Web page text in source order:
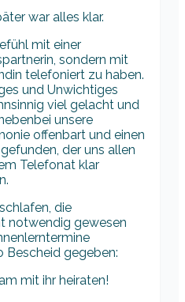
war alles klar.
mit einer
sondern mit
telefoniert zu haben.
und Unwichtiges
viel gelacht und
unsere
offenbart und einen
der uns allen
Telefonat klar
die
notwendig gewesen
Bescheid gegeben:
mit ihr heiraten!